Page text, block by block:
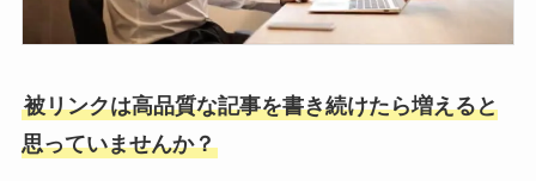
被リンクは高品質な記事を書き続けたら増えると
思っていませんか？